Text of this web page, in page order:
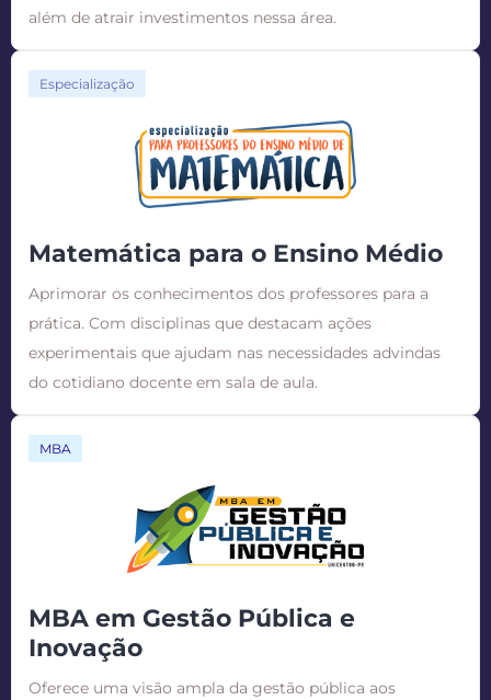
além de atrair investimentos nessa área.
Especialização
Matemática para o Ensino Médio
Aprimorar os conhecimentos dos professores para a
prática. Com disciplinas que destacam ações
experimentais que ajudam nas necessidades advindas
do cotidiano docente em sala de aula.
MBA
MBA em Gestão Pública e
Inovação
Oferece uma visão ampla da gestão pública aos